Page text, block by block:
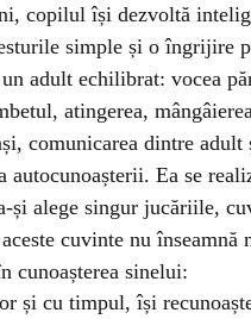
copilul își dezvoltă
simple și o îngrijire
adult echilibrat: vocea
atingerea,
comunicarea dintre
autocunoașterii. Ea se
și alege singur jucăriile,
cuvinte nu înseamnă
cunoașterea sinelui:
și cu timpul, își